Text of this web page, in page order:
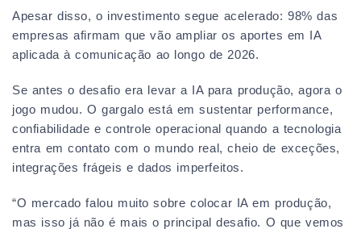
Apesar disso, o investimento segue acelerado: 98% das
empresas afirmam que vão ampliar os aportes em IA
aplicada à comunicação ao longo de 2026.
Se antes o desafio era levar a IA para produção, agora o
jogo mudou. O gargalo está em sustentar performance,
confiabilidade e controle operacional quando a tecnologia
entra em contato com o mundo real, cheio de exceções,
integrações frágeis e dados imperfeitos.
“O mercado falou muito sobre colocar IA em produção,
mas isso já não é mais o principal desafio. O que vemos